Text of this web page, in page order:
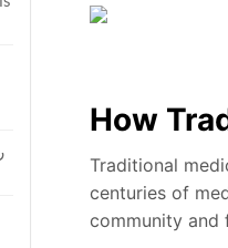
How
Traditional
centuries of
community and